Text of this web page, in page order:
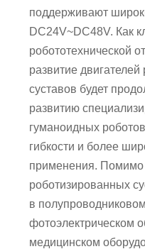
поддерживают
DC24V~DC48V. Как
робототехнической
развитие
суставов будет
развитию
гуманоидных
гибкости и более
применения. Помимо
роботизированных
в
фотоэлектрическом
медицинском